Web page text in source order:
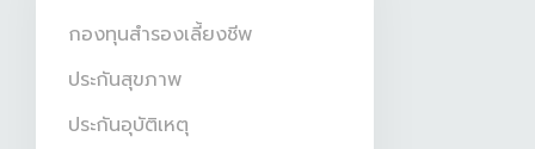
กองทุนสำรองเลี้ยงชีพ
ประกันสุขภาพ
ประกันอุบัติเหตุ